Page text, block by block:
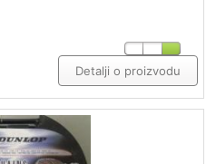
Detalji o proizvodu